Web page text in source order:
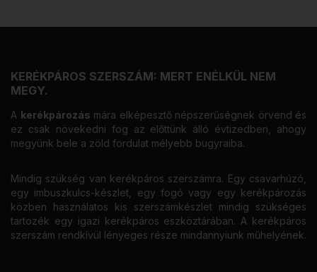
KERÉKPÁROS SZERSZÁM: MERT ENÉLKÜL NEM
MEGY.
A kerékpározás mára elképesztő népszerűségnek örvend és
ez csak növekedni fog az előttünk álló évtizedben, ahogy
megyünk bele a zöld fordulat mélyebb bugyraiba.
Mindig szükség van kerékpáros szerszámra. Egy csavarhúzó,
egy imbuszkulcs-készlet, egy fogó vagy egy kerékpározás
közben használatos kis szerszámkészlet mindig szükséges
tartozék egy igazi kerékpáros eszköztárában. A kerékpáros
szerszám rendkívül lényeges része mindannyiunk műhelyének.